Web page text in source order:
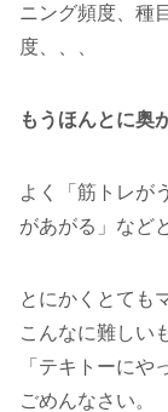
ニング頻度、種
度、、、
もうほんとに奥
よく「筋トレが
があがる」など
とにかくとても
こんなに難しい
「テキトーにや
ごめんなさい。